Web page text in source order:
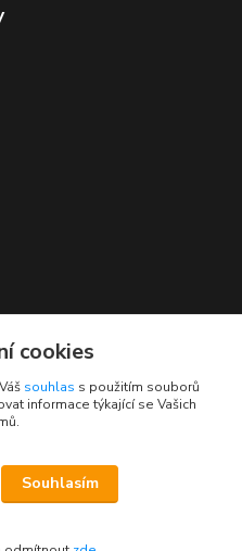
cookies
souhlas s použitím souborů
informace týkající se Vašich
Souhlasím